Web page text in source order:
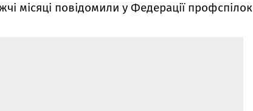
місяці повідомили у Федерації профспілок